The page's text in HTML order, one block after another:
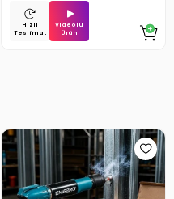
Hızlı
Teslimat
Videolu
Ürün